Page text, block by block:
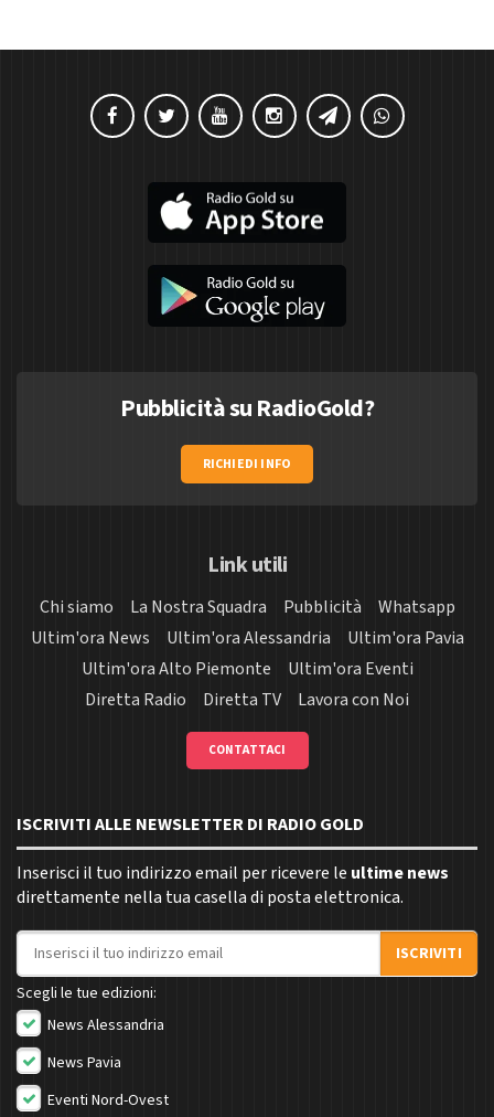
Pubblicità su RadioGold?
RICHIEDI INFO
Link utili
Chi siamo La Nostra Squadra Pubblicità
Whatsapp
Ultim'ora News
Ultim'ora Alessandria
Ultim'ora Pavia
Ultim'ora Alto Piemonte
Ultim'ora Eventi
Diretta Radio
Diretta TV Lavora con Noi
CONTATTACI
ISCRIVITI ALLE NEWSLETTER DI RADIO GOLD
Inserisci il tuo indirizzo email per ricevere le ultime news
direttamente nella tua casella di posta elettronica.
Indirizzo email
ISCRIVITI
Scegli le tue edizioni:
News Alessandria
News Pavia
Eventi Nord-Ovest